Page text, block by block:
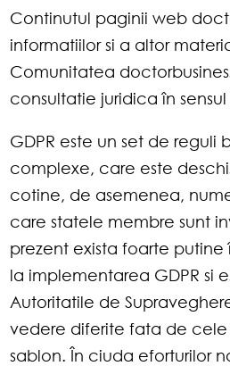
Continutul paginii web
informatiilor si a altor
Comunitatea
consultatie juridica în sensul
GDPR este un set de reguli
complexe, care este
cotine, de asemenea,
care statele membre sunt
prezent exista foarte putine
la implementarea GDPR si
Autoritatile de
vedere diferite fata de
sablon. În ciuda eforturilor